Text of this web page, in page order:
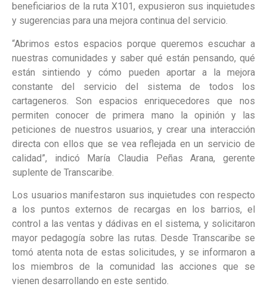
beneficiarios de la ruta X101, expusieron sus inquietudes
y sugerencias para una mejora continua del servicio.
“Abrimos estos espacios porque queremos escuchar a
nuestras comunidades y saber qué están pensando, qué
están sintiendo y cómo pueden aportar a la mejora
constante del servicio del sistema de todos los
cartageneros. Son espacios enriquecedores que nos
permiten conocer de primera mano la opinión y las
peticiones de nuestros usuarios, y crear una interacción
directa con ellos que se vea reflejada en un servicio de
calidad”, indicó María Claudia Peñas Arana, gerente
suplente de Transcaribe.
Los usuarios manifestaron sus inquietudes con respecto
a los puntos externos de recargas en los barrios, el
control a las ventas y dádivas en el sistema, y solicitaron
mayor pedagogía sobre las rutas. Desde Transcaribe se
tomó atenta nota de estas solicitudes, y se informaron a
los miembros de la comunidad las acciones que se
vienen desarrollando en este sentido.